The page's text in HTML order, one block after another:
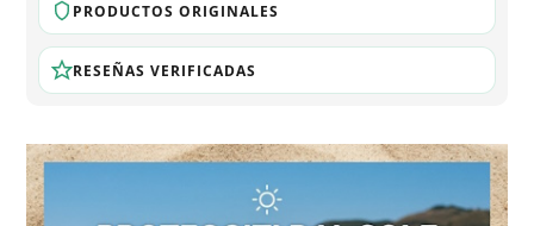
PRODUCTOS ORIGINALES
RESEÑAS VERIFICADAS